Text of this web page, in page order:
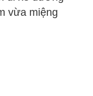
vừa miệng